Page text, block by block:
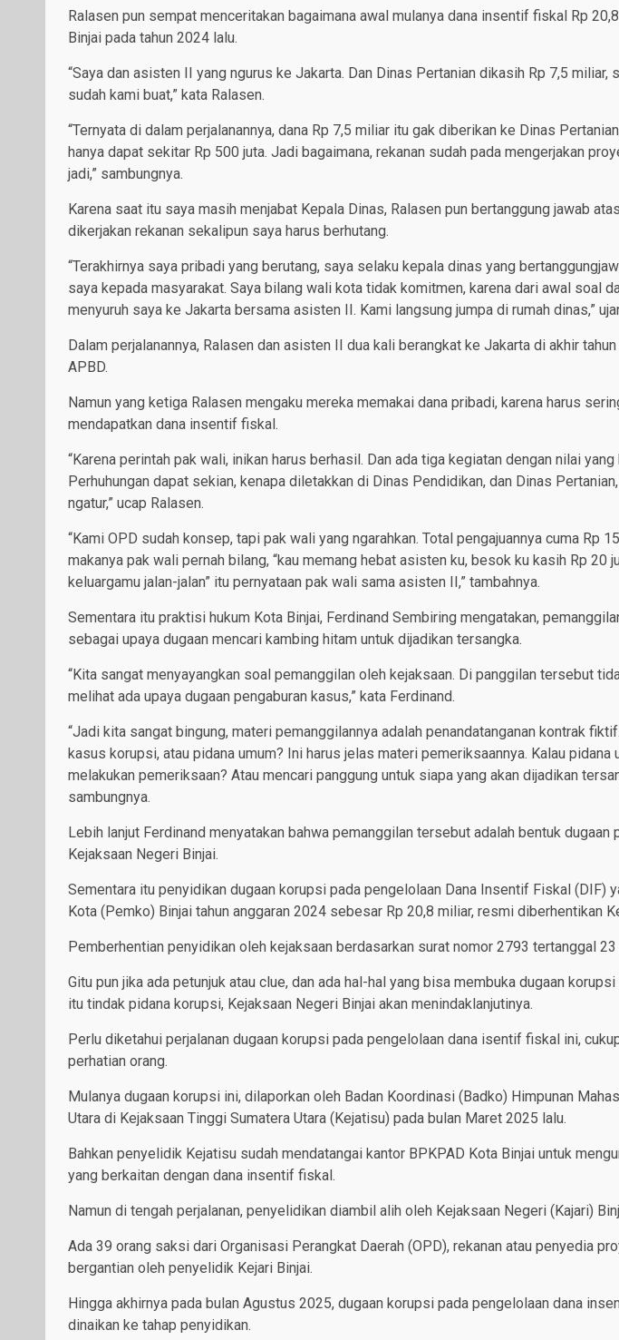
Ralasen pun sempat menceritakan bagaimana awal mulanya dana insentif fiskal Rp
Binjai pada tahun 2024 lalu.
“Saya dan asisten II yang ngurus ke Jakarta. Dan Dinas Pertanian dikasih Rp 7,5 miliar,
sudah kami buat,” kata Ralasen.
“Ternyata di dalam perjalanannya, dana Rp 7,5 miliar itu gak diberikan ke Dinas
hanya dapat sekitar Rp 500 juta. Jadi bagaimana, rekanan sudah pada mengerjakan
jadi,” sambungnya.
Karena saat itu saya masih menjabat Kepala Dinas, Ralasen pun bertanggung jawab
dikerjakan rekanan sekalipun saya harus berhutang.
“Terakhirnya saya pribadi yang berutang, saya selaku kepala dinas yang
saya kepada masyarakat. Saya bilang wali kota tidak komitmen, karena dari awal soal
menyuruh saya ke Jakarta bersama asisten II. Kami langsung jumpa di rumah dinas,”
Dalam perjalanannya, Ralasen dan asisten II dua kali berangkat ke Jakarta di akhir
APBD.
Namun yang ketiga Ralasen mengaku mereka memakai dana pribadi, karena harus
mendapatkan dana insentif fiskal.
“Karena perintah pak wali, inikan harus berhasil. Dan ada tiga kegiatan dengan nilai
Perhuhungan dapat sekian, kenapa diletakkan di Dinas Pendidikan, dan Dinas
ngatur,” ucap Ralasen.
“Kami OPD sudah konsep, tapi pak wali yang ngarahkan. Total pengajuannya cuma Rp
makanya pak wali pernah bilang, “kau memang hebat asisten ku, besok ku kasih Rp 20
keluargamu jalan-jalan” itu pernyataan pak wali sama asisten II,” tambahnya.
Sementara itu praktisi hukum Kota Binjai, Ferdinand Sembiring mengatakan,
sebagai upaya dugaan mencari kambing hitam untuk dijadikan tersangka.
“Kita sangat menyayangkan soal pemanggilan oleh kejaksaan. Di panggilan tersebut
melihat ada upaya dugaan pengaburan kasus,” kata Ferdinand.
“Jadi kita sangat bingung, materi pemanggilannya adalah penandatanganan kontrak
kasus korupsi, atau pidana umum? Ini harus jelas materi pemeriksaannya. Kalau pidana
melakukan pemeriksaan? Atau mencari panggung untuk siapa yang akan dijadikan
sambungnya.
Lebih lanjut Ferdinand menyatakan bahwa pemanggilan tersebut adalah bentuk dugaan
Kejaksaan Negeri Binjai.
Sementara itu penyidikan dugaan korupsi pada pengelolaan Dana Insentif Fiskal (DIF)
Kota (Pemko) Binjai tahun anggaran 2024 sebesar Rp 20,8 miliar, resmi diberhentikan
Pemberhentian penyidikan oleh kejaksaan berdasarkan surat nomor 2793 tertanggal
Gitu pun jika ada petunjuk atau clue, dan ada hal-hal yang bisa membuka dugaan
itu tindak pidana korupsi, Kejaksaan Negeri Binjai akan menindaklanjutinya.
Perlu diketahui perjalanan dugaan korupsi pada pengelolaan dana isentif fiskal ini,
perhatian orang.
Mulanya dugaan korupsi ini, dilaporkan oleh Badan Koordinasi (Badko) Himpunan
Utara di Kejaksaan Tinggi Sumatera Utara (Kejatisu) pada bulan Maret 2025 lalu.
Bahkan penyelidik Kejatisu sudah mendatangai kantor BPKPAD Kota Binjai untuk
yang berkaitan dengan dana insentif fiskal.
Namun di tengah perjalanan, penyelidikan diambil alih oleh Kejaksaan Negeri (Kajari)
Ada 39 orang saksi dari Organisasi Perangkat Daerah (OPD), rekanan atau penyedia
bergantian oleh penyelidik Kejari Binjai.
Hingga akhirnya pada bulan Agustus 2025, dugaan korupsi pada pengelolaan dana
dinaikan ke tahap penyidikan.